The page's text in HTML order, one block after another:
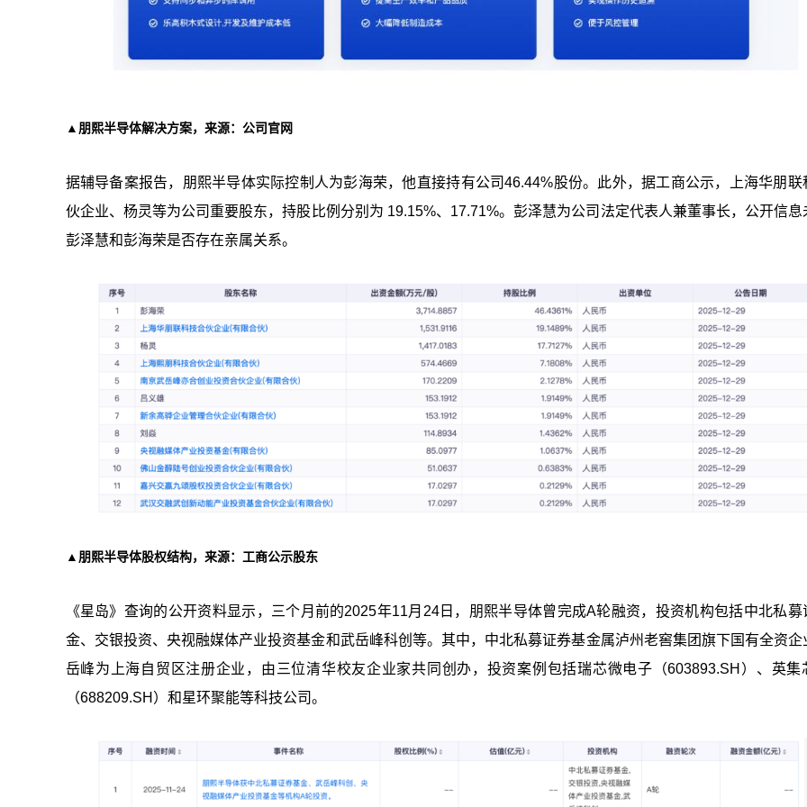
▲朋熙半导体解决方案，来源：公司官网
据辅导备案报告，朋熙半导体实际控制人为彭海荣，他直接持有公司46.44%股份。此外，据工商公示，上海华朋联
伙企业、杨灵等为公司重要股东，持股比例分别为 19.15%、17.71%。彭泽慧为公司法定代表人兼董事长，公开信息
彭泽慧和彭海荣是否存在亲属关系。
▲朋熙半导体股权结构，来源：工商公示股东
《星岛》查询的公开资料显示，三个月前的2025年11月24日，朋熙半导体曾完成A轮融资，投资机构包括中北私募
金、交银投资、央视融媒体产业投资基金和武岳峰科创等。其中，中北私募证券基金属泸州老窖集团旗下国有全资企
岳峰为上海自贸区注册企业，由三位清华校友企业家共同创办，投资案例包括瑞芯微电子（603893.SH）、英集
（688209.SH）和星环聚能等科技公司。